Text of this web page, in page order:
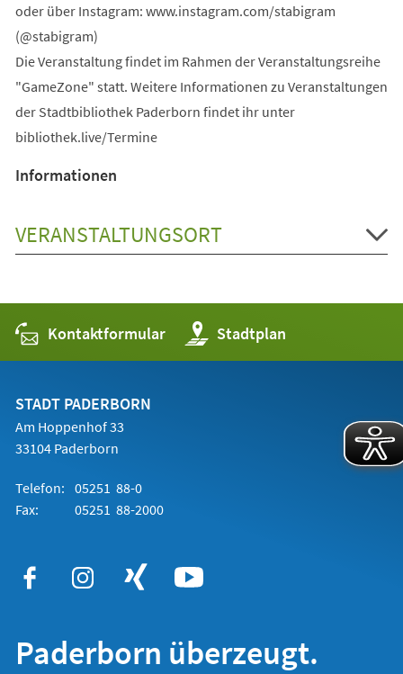
oder über Instagram: www.instagram.com/stabigram
(@stabigram)
Die Veranstaltung findet im Rahmen der Veranstaltungsreihe
"GameZone" statt. Weitere Informationen zu Veranstaltungen
der Stadtbibliothek Paderborn findet ihr unter
bibliothek.live/Termine
Informationen
VERANSTALTUNGSORT
Kontaktformular Stadtplan
(Öffnet
in
einem
STADT PADERBORN
Am Hoppenhof 33
33104 Paderborn
Telefon: 05251 88-0
Fax:
05251 88-2000
Paderborn überzeugt.